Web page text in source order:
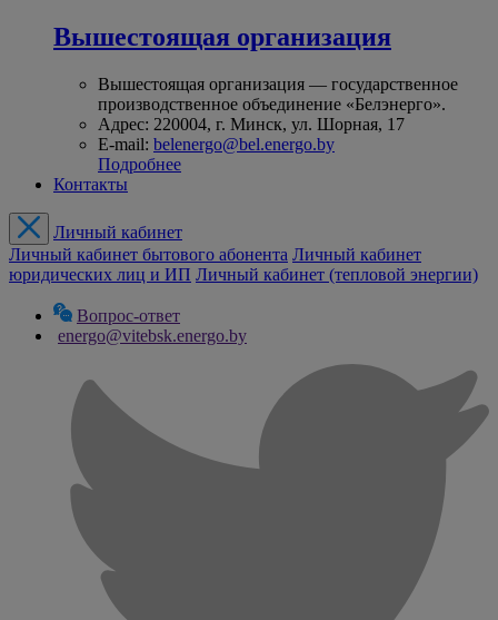
Вышестоящая организация
Вышестоящая организация — государственное
производственное объединение «Белэнерго».
Адрес: 220004, г. Минск, ул. Шорная, 17
E-mail: belenergo@bel.energo.by
Подробнее
Контакты
Личный кабинет
Личный кабинет бытового абонента Личный кабинет
юридических лиц и ИП Личный кабинет (тепловой энергии)
Вопрос-ответ
energo@vitebsk.energo.by